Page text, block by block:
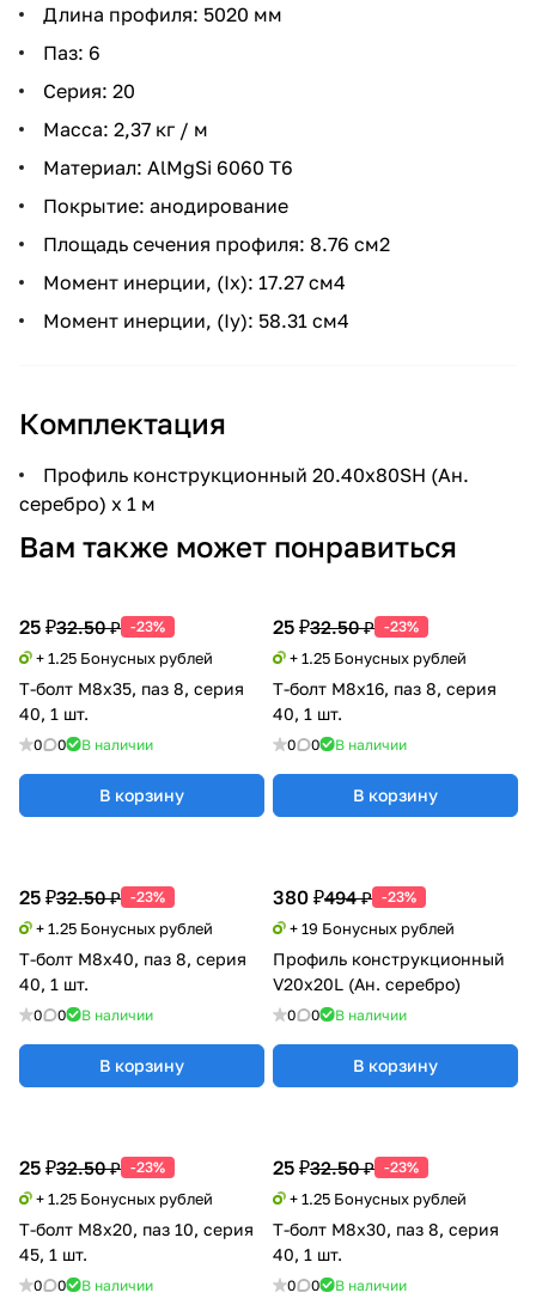
Длина профиля: 5020 мм
Паз: 6
Серия: 20
Масса: 2,37 кг / м
Материал: AlMgSi 6060 Т6
Покрытие: анодирование
Площадь сечения профиля: 8.76 см2
Момент инерции, (Ix): 17.27 см4
Момент инерции, (Iy): 58.31 см4
Комплектация
Профиль конструкционный 20.40х80SH (Ан.
серебро) х 1 м
Вам также может понравиться
25 ₽32.50 ₽ -23%
+ 1.25 Бонусных рублей
Т-болт М8х35, паз 8, серия
40, 1 шт.
0 0 В наличии
В корзину
25 ₽32.50 ₽ -23%
+ 1.25 Бонусных рублей
Т-болт М8х16, паз 8, серия
40, 1 шт.
0 0 В наличии
В корзину
380 ₽494 ₽ -23%
+ 19 Бонусных рублей
Профиль конструкционный
V20х20L (Ан. серебро)
0 0 В наличии
В корзину
25 ₽32.50 ₽ -23%
+ 1.25 Бонусных рублей
Т-болт М8х20, паз 10, серия
45, 1 шт.
0 0 В наличии
25 ₽32.50 ₽ -23%
+ 1.25 Бонусных рублей
Т-болт М8х30, паз 8, серия
40, 1 шт.
0 0 В наличии
25 ₽32.50 ₽ -23%
+ 1.25 Бонусных рублей
Т-болт М8х40, паз 8, серия
40, 1 шт.
0 0 В наличии
В корзину